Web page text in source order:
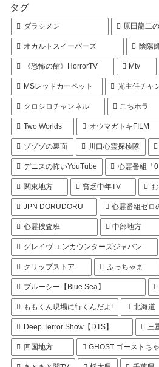
タグ
ダラシメン 原田龍二
オカルトスイーパーズ 陰陽
《恐怖の館》HorrorTV Mtv
MSレッドカーペット 光主任チャ
クロシロチャンネル こちホラ
Two Worlds オウマガトキFILM
ゾゾゾの裏面 川口心霊探検隊
デニスの怖いYouTube 心霊番組「
関東地方 貧乏中年TV
JPN DORUDORU 心霊番組ゼロ
心霊捜査班 中部地方
グレイヴ エンカウンターズジャパン
クリップストア ふっちゃま
ブルーシー【Blue Sea】
ももくん現場に行くんだよ! 北海道
Deep Terror Show【DTS】 三
四国地方 GHOST ゴーストち